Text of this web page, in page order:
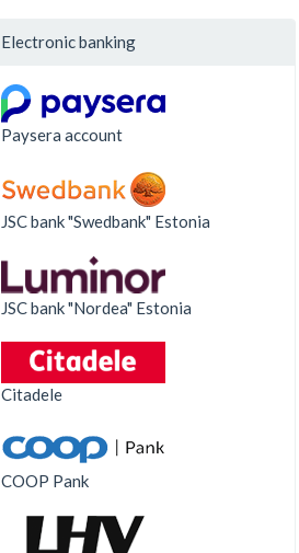
Electronic banking
Paysera account
JSC bank "Swedbank" Estonia
JSC bank "Nordea" Estonia
Citadele
COOP Pank